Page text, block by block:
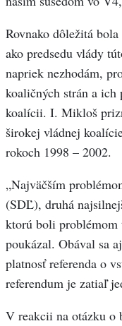
Rovnako dôležitá
ako predsedu vlády
napriek nezhodám,
koaličných strán a ich
koalícii. I. Mikloš
širokej vládnej
rokoch 1998 – 2002.
„Najväčším
(SDĽ), druhá
ktorú boli problémom
poukázal. Obával sa
platnosť referenda o
referendum je zatiaľ
V reakcii na otázku o